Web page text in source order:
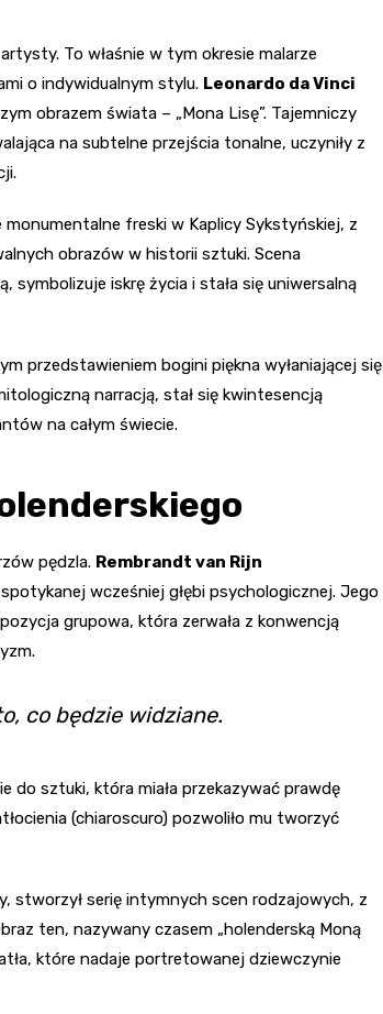
To właśnie w tym okresie malarze
o indywidualnym stylu. Leonardo da Vinci
obrazem świata – „Mona Lisę”. Tajemniczy
na subtelne przejścia tonalne, uczyniły z
freski w Kaplicy Sykstyńskiej, z
obrazów w historii sztuki. Scena
symbolizuje iskrę życia i stała się uniwersalną
przedstawieniem bogini piękna wyłaniającej się
narracją, stał się kwintesencją
na całym świecie.
pędzla. Rembrandt van Rijn
wcześniej głębi psychologicznej. Jego
grupowa, która zerwała z konwencją
co będzie widziane.
do sztuki, która miała przekazywać prawdę
(chiaroscuro) pozwoliło mu tworzyć
stworzył serię intymnych scen rodzajowych, z
ten, nazywany czasem „holenderską Moną
które nadaje portretowanej dziewczynie